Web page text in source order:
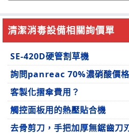
清潔消毒設備相關詢價單
SE-420D硬管割草機
詢問panreac 70%濃硝酸價格
客製化摺傘費用？
觸控面板用的熱壓貼合機
去骨剪刀，手把加厚無鋸齒刀